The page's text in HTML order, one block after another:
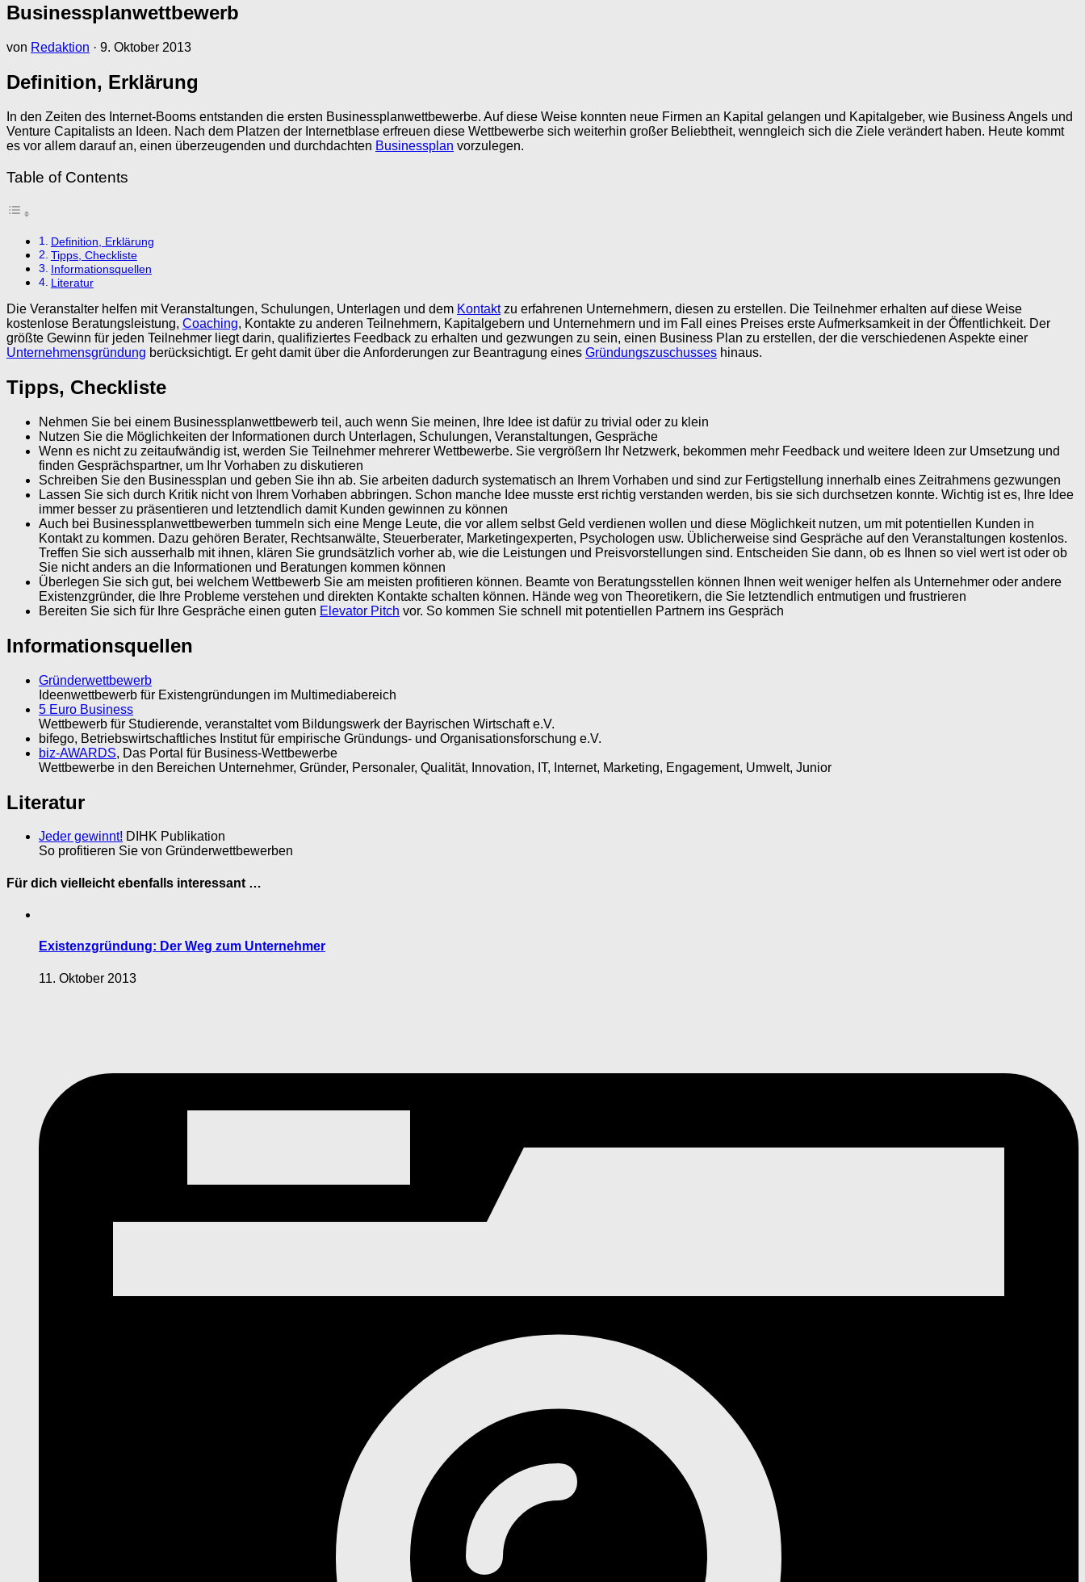
Businessplanwettbewerb
von Redaktion · 9. Oktober 2013
Definition, Erklärung
In den Zeiten des Internet-Booms entstanden die ersten Businessplanwettbewerbe. Auf diese Weise konnten neue Firmen an Kapital gelangen und Kapitalgeber, wie Business Angels und
Venture Capitalists an Ideen. Nach dem Platzen der Internetblase erfreuen diese Wettbewerbe sich weiterhin großer Beliebtheit, wenngleich sich die Ziele verändert haben. Heute kommt
es vor allem darauf an, einen überzeugenden und durchdachten Businessplan vorzulegen.
Table of Contents
Definition, Erklärung
Tipps, Checkliste
Informationsquellen
Literatur
Die Veranstalter helfen mit Veranstaltungen, Schulungen, Unterlagen und dem Kontaktzu erfahrenen Unternehmern, diesen zu erstellen. Die Teilnehmer erhalten auf diese Weise
kostenlose Beratungsleistung, Coaching, Kontakte zu anderen Teilnehmern, Kapitalgebern und Unternehmern und im Fall eines Preises erste Aufmerksamkeit in der Öffentlichkeit. Der
größte Gewinn für jeden Teilnehmer liegt darin, qualifiziertes Feedback zu erhalten und gezwungen zu sein, einen Business Plan zu erstellen, der die verschiedenen Aspekte einer
Unternehmensgründung berücksichtigt. Er geht damit über die Anforderungen zur Beantragung eines Gründungszuschusses hinaus.
Tipps, Checkliste
Nehmen Sie bei einem Businessplanwettbewerb teil, auch wenn Sie meinen, Ihre Idee ist dafür zu trivial oder zu klein
Nutzen Sie die Möglichkeiten der Informationen durch Unterlagen, Schulungen, Veranstaltungen, Gespräche
Wenn es nicht zu zeitaufwändig ist, werden Sie Teilnehmer mehrerer Wettbewerbe. Sie vergrößern Ihr Netzwerk, bekommen mehr Feedback und weitere Ideen zur Umsetzung und
finden Gesprächspartner, um Ihr Vorhaben zu diskutieren
Schreiben Sie den Businessplan und geben Sie ihn ab. Sie arbeiten dadurch systematisch an Ihrem Vorhaben und sind zur Fertigstellung innerhalb eines Zeitrahmens gezwungen
Lassen Sie sich durch Kritik nicht von Ihrem Vorhaben abbringen. Schon manche Idee musste erst richtig verstanden werden, bis sie sich durchsetzen konnte. Wichtig ist es, Ihre Idee
immer besser zu präsentieren und letztendlich damit Kunden gewinnen zu können
Auch bei Businessplanwettbewerben tummeln sich eine Menge Leute, die vor allem selbst Geld verdienen wollen und diese Möglichkeit nutzen, um mit potentiellen Kunden in
Kontakt zu kommen. Dazu gehören Berater, Rechtsanwälte, Steuerberater, Marketingexperten, Psychologen usw. Üblicherweise sind Gespräche auf den Veranstaltungen kostenlos.
Treffen Sie sich ausserhalb mit ihnen, klären Sie grundsätzlich vorher ab, wie die Leistungen und Preisvorstellungen sind. Entscheiden Sie dann, ob es Ihnen so viel wert ist oder ob
Sie nicht anders an die Informationen und Beratungen kommen können
Überlegen Sie sich gut, bei welchem Wettbewerb Sie am meisten profitieren können. Beamte von Beratungsstellen können Ihnen weit weniger helfen als Unternehmer oder andere
Existenzgründer, die Ihre Probleme verstehen und direkten Kontakte schalten können. Hände weg von Theoretikern, die Sie letztendlich entmutigen und frustrieren
Bereiten Sie sich für Ihre Gespräche einen guten Elevator Pitch vor. So kommen Sie schnell mit potentiellen Partnern ins Gespräch
Informationsquellen
Gründerwettbewerb
Ideenwettbewerb für Existengründungen im Multimediabereich
5 Euro Business
Wettbewerb für Studierende, veranstaltet vom Bildungswerk der Bayrischen Wirtschaft e.V.
bifego, Betriebswirtschaftliches Institut für empirische Gründungs- und Organisationsforschung e.V.
biz-AWARDS, Das Portal für Business-Wettbewerbe
Wettbewerbe in den Bereichen Unternehmer, Gründer, Personaler, Qualität, Innovation, IT, Internet, Marketing, Engagement, Umwelt, Junior
Literatur
Jeder gewinnt! DIHK Publikation
So profitieren Sie von Gründerwettbewerben
Für dich vielleicht ebenfalls interessant …
Existenzgründung: Der Weg zum Unternehmer
11. Oktober 2013